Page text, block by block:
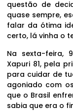
questão de
quase sempre,
falar da ótima
certo, lá vinha o
Na sexta-feira,
Xapuri 81, pela
para cuidar de
agoniado com
que o Brasil
sabia que era o